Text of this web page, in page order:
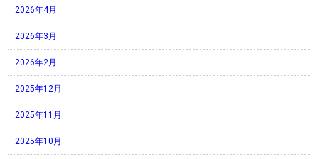
2026年4月
2026年3月
2026年2月
2025年12月
2025年11月
2025年10月